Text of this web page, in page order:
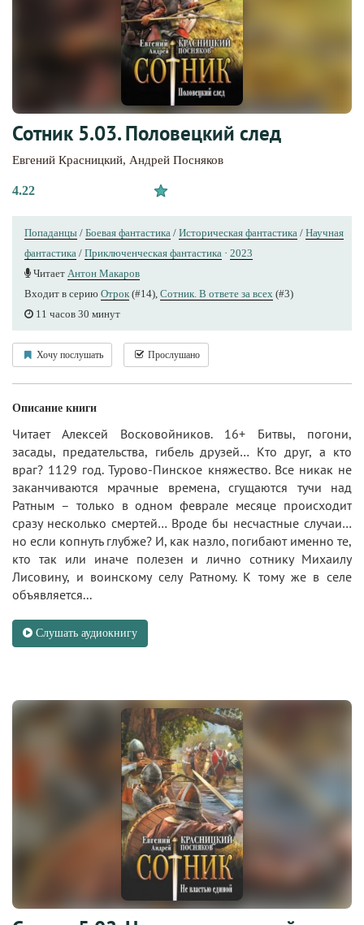
Сотник 5.03. Половецкий след
Евгений Красницкий, Андрей Посняков
4.22
Попаданцы / Боевая фантастика / Историческая фантастика / Научная
фантастика / Приключенческая фантастика · 2023
Читает Антон Макаров
Входит в серию Отрок (#14), Сотник. В ответе за всех (#3)
11 часов 30 минут
Хочу послушать Прослушано
Описание книги
Читает Алексей Восковойников. 16+ Битвы, погони,
засады, предательства, гибель друзей… Кто друг, а кто
враг? 1129 год. Турово-Пинское княжество. Все никак не
заканчиваются мрачные времена, сгущаются тучи над
Ратным – только в одном феврале месяце происходит
сразу несколько смертей… Вроде бы несчастные случаи…
но если копнуть глубже? И, как назло, погибают именно те,
кто так или иначе полезен и лично сотнику Михаилу
Лисовину, и воинскому селу Ратному. К тому же в селе
объявляется...
Слушать аудиокнигу